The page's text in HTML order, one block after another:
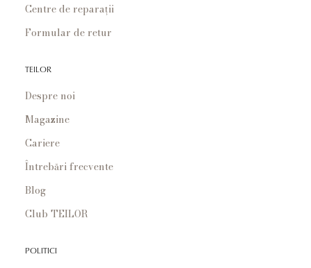
Centre de reparații
Formular de retur
TEILOR
Despre noi
Magazine
Cariere
Întrebări frecvente
Blog
Club TEILOR
POLITICI